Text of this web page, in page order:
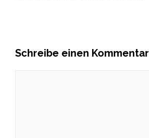
Schreibe einen Kommentar